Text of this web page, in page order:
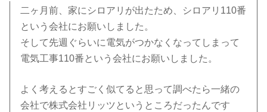
二ヶ月前、家にシロアリが出たため、シロアリ110番
という会社にお願いしました。
そして先週ぐらいに電気がつかなくなってしまって
電気工事110番という会社にお願いしました。
よく考えるとすごく似てると思って調べたら一緒の
会社で株式会社リッツというところだったんです